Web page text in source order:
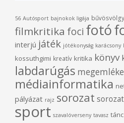
56 Autósport bajnokok ligája bűvösvölgy
filmkritika foci fotó
interjú játék jótékonyság karácsony
kossuthgimi kreatív kritika könyv
labdarúgás
médiainformatika
pályázat rajz sorozat
sport szavalóverseny tavasz tánc